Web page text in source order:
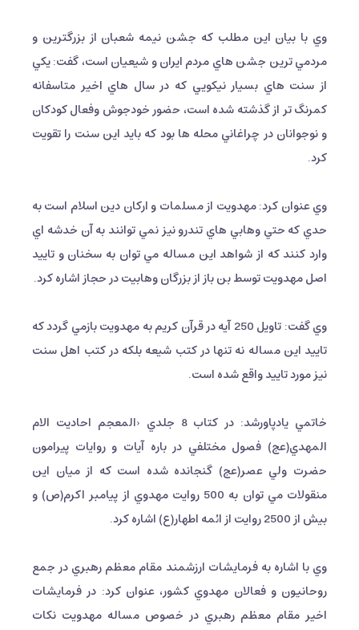
وي با بيان اين مطلب كه جشن نيمه شعبان از بزرگترين و
مردمي ترين جشن هاي مردم ايران و شيعيان است، گفت: يكي
از سنت هاي بسيار نيكويي كه در سال هاي اخير متاسفانه
كمرنگ تر از گذشته شده است، حضور خودجوش وفعال كودكان
و نوجوانان در چراغاني محله ها بود كه بايد اين سنت را تقويت
كرد.
وي عنوان كرد: مهدويت از مسلمات و اركان دين اسلام است به
حدي كه حتي وهابي هاي تندرو نيز نمي توانند به آن خدشه اي
وارد كنند كه از شواهد اين مساله مي توان به سخنان و تاييد
اصل مهدويت توسط بن باز از بزرگان وهابيت در حجاز اشاره كرد.
وي گفت: تاويل 250 آيه در قرآن كريم به مهدويت بازمي گردد كه
تاييد اين مساله نه تنها در كتب شيعه بلكه در كتب اهل سنت
نيز مورد تاييد واقع شده است.
خاتمي يادپاورشد: در كتاب 8 جلدي ‹المعجم احاديت الام
المهدي(عج) فصول مختلفي در باره آيات و روايات پيرامون
حضرت ولي عصر(عج) گنجانده شده است كه از ميان اين
منقولات مي توان به 500 روايت مهدوي از پيامبر اكرم(ص) و
بيش از 2500 روايت از ائمه اطهار(ع) اشاره كرد.
وي با اشاره به فرمايشات ارزشمند مقام معظم رهبري در جمع
روحانيون و فعالان مهدوي كشور، عنوان كرد: در فرمايشات
اخير مقام معظم رهبري در خصوص مساله مهدويت نكات